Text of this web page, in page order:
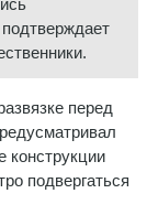
перед
конструкции
подвергаться